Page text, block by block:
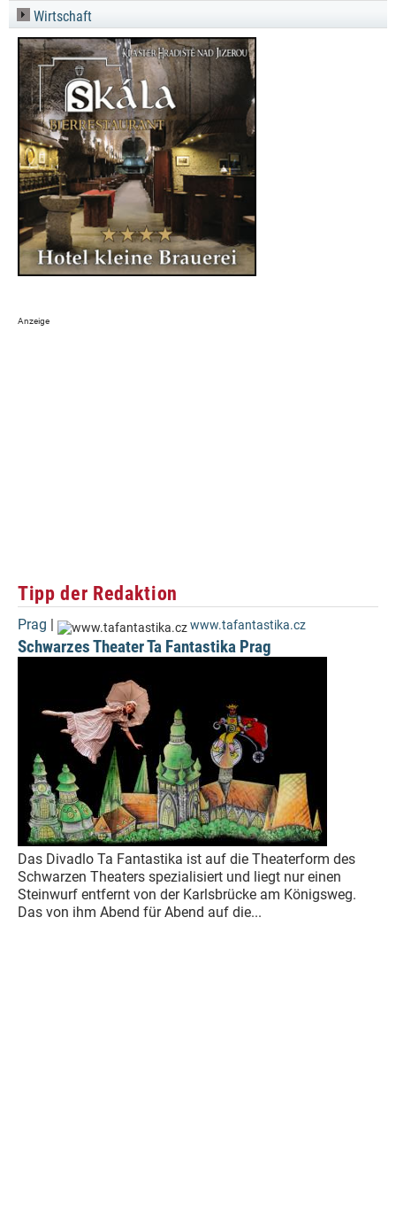
Wirtschaft
Tipp der Redaktion
Prag | www.tafantastika.cz
Schwarzes Theater Ta Fantastika Prag
Das Divadlo Ta Fantastika ist auf die Theaterform des
Schwarzen Theaters spezialisiert und liegt nur einen
Steinwurf entfernt von der Karlsbrücke am Königsweg.
Das von ihm Abend für Abend auf die...